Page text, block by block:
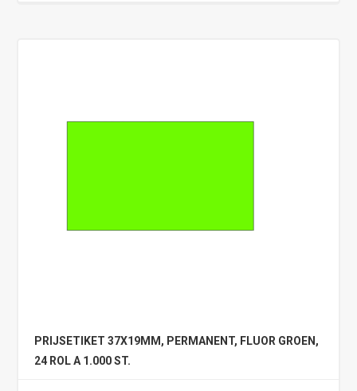
PRIJSETIKET 37X19MM, PERMANENT, FLUOR GROEN,
24 ROL A 1.000 ST.